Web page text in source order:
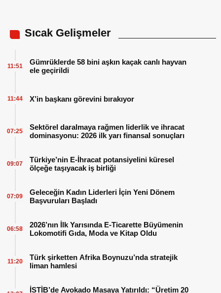
Sıcak Gelişmeler
Gümrüklerde 58 bini aşkın kaçak canlı hayvan
ele geçirildi
11:51
X’in başkanı görevini bırakıyor
11:44
Sektörel daralmaya rağmen liderlik ve ihracat
dominasyonu: 2026 ilk yarı finansal sonuçları
07:25
Türkiye’nin E-İhracat potansiyelini küresel
ölçeğe taşıyacak iş birliği
09:07
Geleceğin Kadın Liderleri İçin Yeni Dönem
Başvuruları Başladı
07:09
2026’nın İlk Yarısında E-Ticarette Büyümenin
Lokomotifi Gıda, Moda ve Kitap Oldu
06:58
Türk şirketten Afrika Boynuzu’nda stratejik
liman hamlesi
11:20
İSTİB’de Avokado Masaya Yatırıldı: “Üretim 20